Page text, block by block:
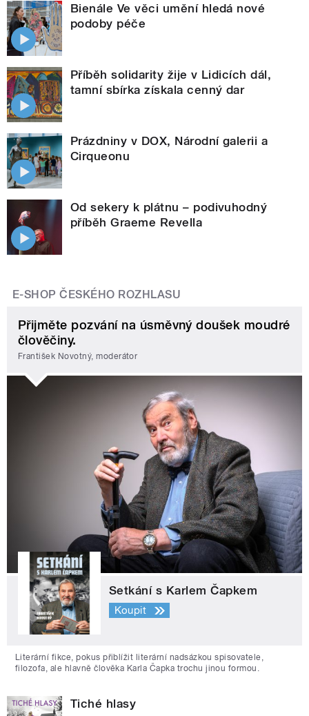
Bienále Ve věci umění hledá nové
podoby péče
Příběh solidarity žije v Lidicích dál,
tamní sbírka získala cenný dar
Prázdniny v DOX, Národní galerii a
Cirqueonu
Od sekery k plátnu – podivuhodný
příběh Graeme Revella
E-SHOP ČESKÉHO ROZHLASU
Přijměte pozvání na úsměvný doušek moudré
člověčiny.
František Novotný, moderátor
Setkání s Karlem Čapkem
Koupit
Literární fikce, pokus přiblížit literární nadsázkou spisovatele,
filozofa, ale hlavně člověka Karla Čapka trochu jinou formou.
Tiché hlasy